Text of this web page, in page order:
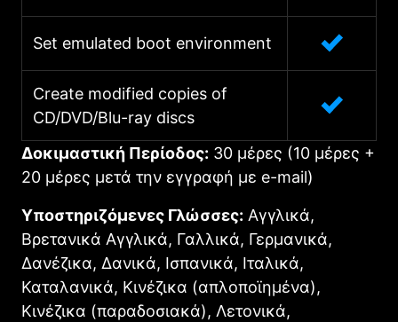
Set emulated boot environment
Create modified copies of
CD/DVD/Blu-ray discs
Δοκιμαστική Περίοδος: 30 μέρες (10 μέρες +
20 μέρες μετά την εγγραφή με e-mail)
Υποστηριζόμενες Γλώσσες: Αγγλικά,
Βρετανικά Αγγλικά, Γαλλικά, Γερμανικά,
Δανέζικα, Δανικά, Ισπανικά, Ιταλικά,
Καταλανικά, Κινέζικα (απλοποϊημένα),
Κινέζικα (παραδοσιακά), Λετονικά,